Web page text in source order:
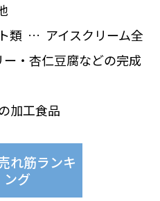
類 … アイスクリーム全
・杏仁豆腐などの完成
加工食品
れ筋ランキ
ング